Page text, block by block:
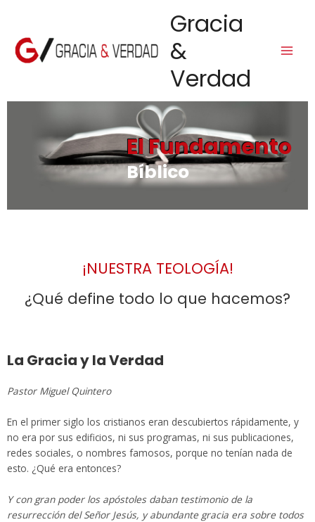
contenido
Gracia
&
Verdad
El Fundamento
Bíblico
¡NUESTRA TEOLOGÍA!
¿Qué define todo lo que hacemos?
La Gracia y la Verdad
Pastor Miguel Quintero
En el primer siglo los cristianos eran descubiertos rápidamente, y
no era por sus edificios, ni sus programas, ni sus publicaciones,
redes sociales, o nombres famosos, porque no tenían nada de
esto. ¿Qué era entonces?
Y con gran poder los apóstoles daban testimonio de la
resurrección del Señor Jesús, y abundante gracia era sobre todos